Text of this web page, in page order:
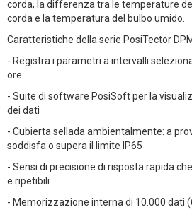
corda, la differenza tra le temperature
corda e la temperatura del bulbo umido.
Caratteristiche della serie PosiTector
- Registra i parametri a intervalli
ore.
- Suite di software PosiSoft per la
dei dati
- Cubierta sellada ambientalmente: a
soddisfa o supera il limite IP65
- Sensi di precisione di risposta rapida
e ripetibili
- Memorizzazione interna di 10.000 dati